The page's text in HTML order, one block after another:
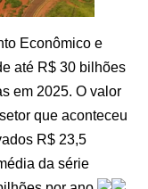
Econômico e
até R$ 30 bilhões
em 2025. O valor
que aconteceu
R$ 23,5
da série